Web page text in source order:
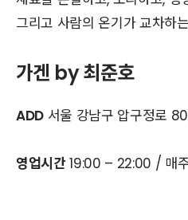
그리고 사람의 온기가 교차하
가겐 by 최준호
ADD서울 강남구 압구정로
영업시간 19:00 – 22:00 / 매